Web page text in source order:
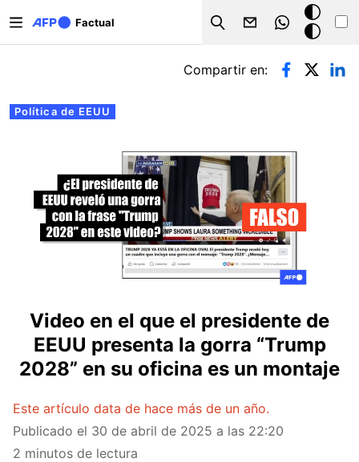
Factual
Search
Modo
oscuro
Solapas principales
Política de EEUU
Compartir en:
Video en el que el presidente de
EEUU presenta la gorra “Trump
2028” en su oficina es un montaje
Este artículo data de hace más de un año.
Publicado el 30 de abril de 2025 a las 22:20
2 minutos de lectura